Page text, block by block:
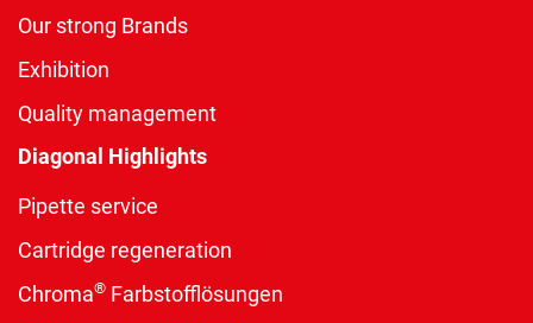
Our strong Brands
Exhibition
Quality management
Diagonal Highlights
Pipette service
Cartridge regeneration
Chroma® Farbstofflösungen